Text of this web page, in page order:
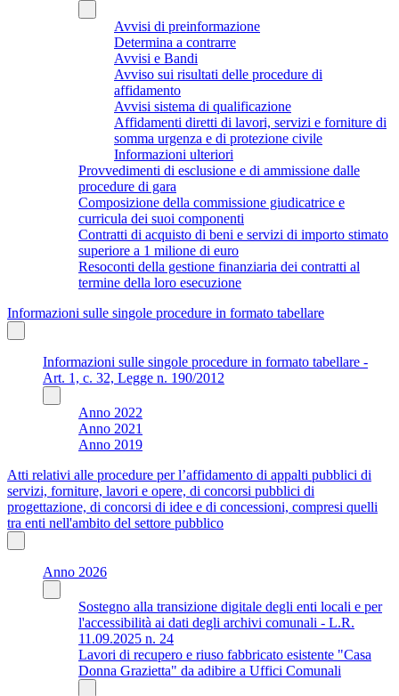
Avvisi di preinformazione
Determina a contrarre
Avvisi e Bandi
Avviso sui risultati delle procedure di
affidamento
Avvisi sistema di qualificazione
Affidamenti diretti di lavori, servizi e forniture di
somma urgenza e di protezione civile
Informazioni ulteriori
Provvedimenti di esclusione e di ammissione dalle
procedure di gara
Composizione della commissione giudicatrice e
curricula dei suoi componenti
Contratti di acquisto di beni e servizi di importo stimato
superiore a 1 milione di euro
Resoconti della gestione finanziaria dei contratti al
termine della loro esecuzione
Informazioni sulle singole procedure in formato tabellare
Informazioni sulle singole procedure in formato tabellare -
Art. 1, c. 32, Legge n. 190/2012
Anno 2022
Anno 2021
Anno 2019
Atti relativi alle procedure per l’affidamento di appalti pubblici di
servizi, forniture, lavori e opere, di concorsi pubblici di
progettazione, di concorsi di idee e di concessioni, compresi quelli
tra enti nell'ambito del settore pubblico
Anno 2026
Sostegno alla transizione digitale degli enti locali e per
l'accessibilità ai dati degli archivi comunali - L.R.
11.09.2025 n. 24
Lavori di recupero e riuso fabbricato esistente "Casa
Donna Grazietta" da adibire a Uffici Comunali